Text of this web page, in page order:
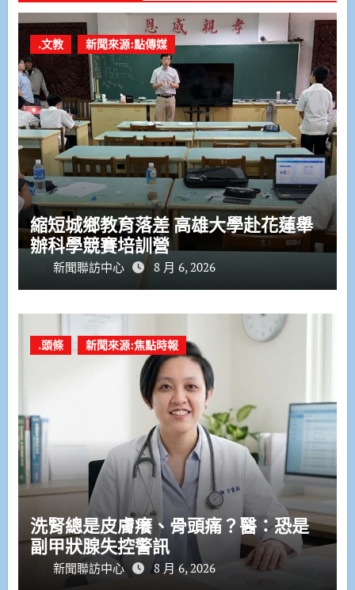
.文教 新聞來源:點傳媒
縮短城鄉教育落差 高雄大學赴花蓮舉
辦科學競賽培訓營
新聞聯訪中心 8 月 6, 2026
.頭條 新聞來源:焦點時報
洗腎總是皮膚癢、骨頭痛？醫：恐是
副甲狀腺失控警訊
新聞聯訪中心 8 月 6, 2026